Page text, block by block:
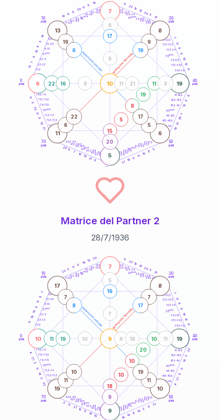
generazione maschile generazione femminile
0
anni
10
anni
30
anni
40
anni
50
anni
60
70
anni
1-2,5
2,5-3,5
3,5-4
6-7,5
7,5-8,5
8,5-9
11-12,5
12,5-13,5
13,5-14
16-17,5
17,5-18,5
18,5-19
21-22,5
22,5-23,5
23,5-24
26-27,5
27,5-28,5
28,5-29
31-32,5
32,5-33,5
33,5-34
36-37,5
37,5-38,5
38,5-39
41-42,5
42,5-43,5
43,5-44
46-47,5
47,5-48,5
48,5-49
51-52,5
52,5-53,5
53,5-54
56-57,5
57,5-58,5
58,5-59
61-62,5
62,5-63,5
63,5-64
66-67,5
67,5-68,5
68,5-69
71-72,5
72,5-73,5
73,5-74
76-77,5
77,5-78,5
78,5-79
13
7
8
19
6
5
18
19
6
8
20 11
9
16 11
22 10
15
20 5
13
7
17
8
9
19
10
11
9
8
15
7
20
13
19
5
17
10
11
9
16
21
8
21
10
16
7
9
20
21
10
9
17
22
5
11
6
7
19
5
10
13 8
11 6
15
5
8
19
11
22
6
3
20
16
17
11 21
8
9
19
6
9
19
6
22
5
17
5anni
15 anni 25anni
35anni
45anni
55anni
65anni
75anni
Matrice del Partner 2
28/7/1936
generazione maschile generazione femminile
0
anni
10
anni
30
anni
40
anni
50
anni
70
anni
1-2,5
2,5-3,5
3,5-4
6-7,5
7,5-8,5
8,5-9
11-12,5
12,5-13,5
13,5-14
16-17,5
17,5-18,5
18,5-19 21-22,5
22,5-23,5
23,5-24
26-27,5
27,5-28,5
28,5-29
31-32,5
32,5-33,5
33,5-34
36-37,5
37,5-38,5
38,5-39
41-42,5
42,5-43,5
43,5-44
46-47,5
47,5-48,5
48,5-49
51-52,5
52,5-53,5
53,5-54
56-57,5
57,5-58,5
58,5-59
61-62,5
62,5-63,5
63,5-64
66-67,5
67,5-68,5
68,5-69
71-72,5
72,5-73,5
73,5-74
76-77,5
77,5-78,5
78,5-79
11
19
10
9
17
8
7
22 5
11
6
19 13
20 11
22 10
15
20 5
13
7
17
8
9
19
10
11
22
3
14
11
5
21
4
21
11
3
19
11
10
19
10
19
11
10
21
11
3
22
3
14
11
5
21
4
10
7
19
9
9
17 8
19 10
18
10
10
20
10
11
5
11
9
19
16
9 18
10
7
7
8
7
17
11
10
11
19
5anni
15 anni 25anni
35anni
45anni
55anni
65anni
75anni